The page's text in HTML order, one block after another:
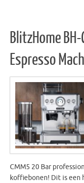
BlitzHome
Espresso
CMM5 20 Bar
koffiebonen! Dit is een